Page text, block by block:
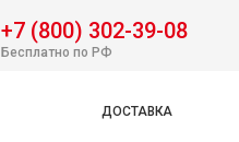
+7 (800) 302-39-08
Бесплатно по РФ
ДОСТАВКА